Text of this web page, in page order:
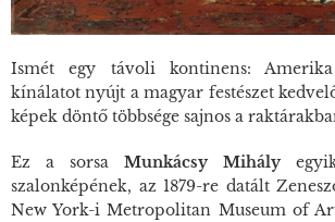
Ismét egy távoli kontinens:
kínálatot nyújt a magyar festészet
képek döntő többsége sajnos a
Ez a sorsa Munkácsy Mihályegyik
szalonképének, az 1879-re datált
New York-i Metropolitan Museum of